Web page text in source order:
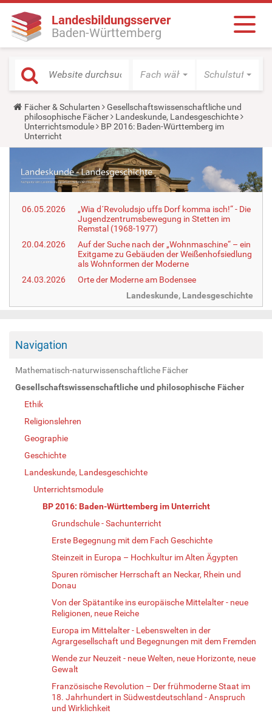
Landesbildungsserver
Baden-Württemberg
Fach wählen Schulstufe
Y
o
u
a
r
e
r
e
Fächer & Schularten
Gesellschaftswissenschaftliche und
philosophische Fächer
Landeskunde, Landesgeschichte
Unterrichtsmodule
BP 2016: Baden-Württemberg im
Unterricht
06.05.2026
„Wia d´Revoludsjo uffs Dorf komma isch!“ - Die
Jugendzentrumsbewegung in Stetten im
Remstal (1968-1977)
20.04.2026
Auf der Suche nach der „Wohnmaschine“ – ein
Exitgame zu Gebäuden der Weißenhofsiedlung
als Wohnformen der Moderne
24.03.2026
Orte der Moderne am Bodensee
Landeskunde, Landesgeschichte
Navigation
Mathematisch-naturwissenschaftliche Fächer
Gesellschaftswissenschaftliche und philosophische Fächer
Ethik
Religionslehren
Geographie
Geschichte
Landeskunde, Landesgeschichte
Unterrichtsmodule
BP 2016: Baden-Württemberg im Unterricht
Grundschule - Sachunterricht
Erste Begegnung mit dem Fach Geschichte
Steinzeit in Europa – Hochkultur im Alten Ägypten
Spuren römischer Herrschaft an Neckar, Rhein und
Donau
Von der Spätantike ins europäische Mittelalter - neue
Religionen, neue Reiche
Europa im Mittelalter - Lebenswelten in der
Agrargesellschaft und Begegnungen mit dem Fremden
Wende zur Neuzeit - neue Welten, neue Horizonte, neue
Gewalt
Französische Revolution – Der frühmoderne Staat im
18. Jahrhundert in Südwestdeutschland - Anspruch
und Wirklichkeit